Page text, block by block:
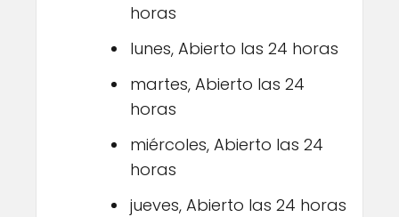
horas
lunes, Abierto las 24 horas
martes, Abierto las 24
horas
miércoles, Abierto las 24
horas
jueves, Abierto las 24 horas